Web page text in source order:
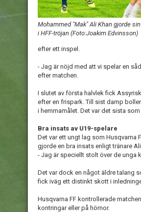
Mohammed "Mak" Ali Khan gjorde
i HFF-tröjan (Foto:Joakim Edvinsson)
efter ett inspel.
- Jag är nöjd med att vi spelar en
efter matchen.
I slutet av första halvlek fick
efter en frispark. Till sist damp
i hemmamålet. Det var det sista
Bra insats av U19-spelare
Det var ett ungt lag som Husqvarna
gjorde en bra insats enligt tränare
- Jag är speciellt stolt över de unga
Det var dock en något äldre talang
fick iväg ett distinkt skott i
Husqvarna FF kontrollerade
kontringar eller på hörnor.